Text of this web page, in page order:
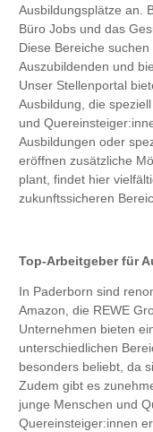
Ausbildungsplätze an.
Büro Jobs und das
Diese Bereiche
Auszubildenden und
Unser Stellenportal
Ausbildung, die
und
Ausbildungen oder
eröffnen zusätzliche
plant, findet hier
zukunftssicheren
Top-Arbeitgeber für
In Paderborn sind
Amazon, die REWE
Unternehmen bieten
unterschiedlichen
besonders beliebt, da
Zudem gibt es
junge Menschen und
Quereinsteiger:innen